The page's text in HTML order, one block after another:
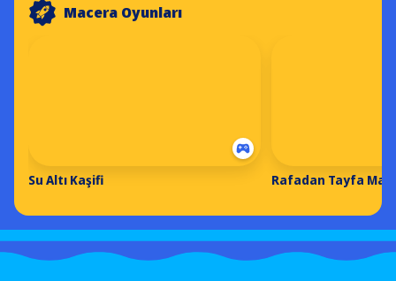
Macera Oyunları
Su Altı Kaşifi Rafadan Tayfa